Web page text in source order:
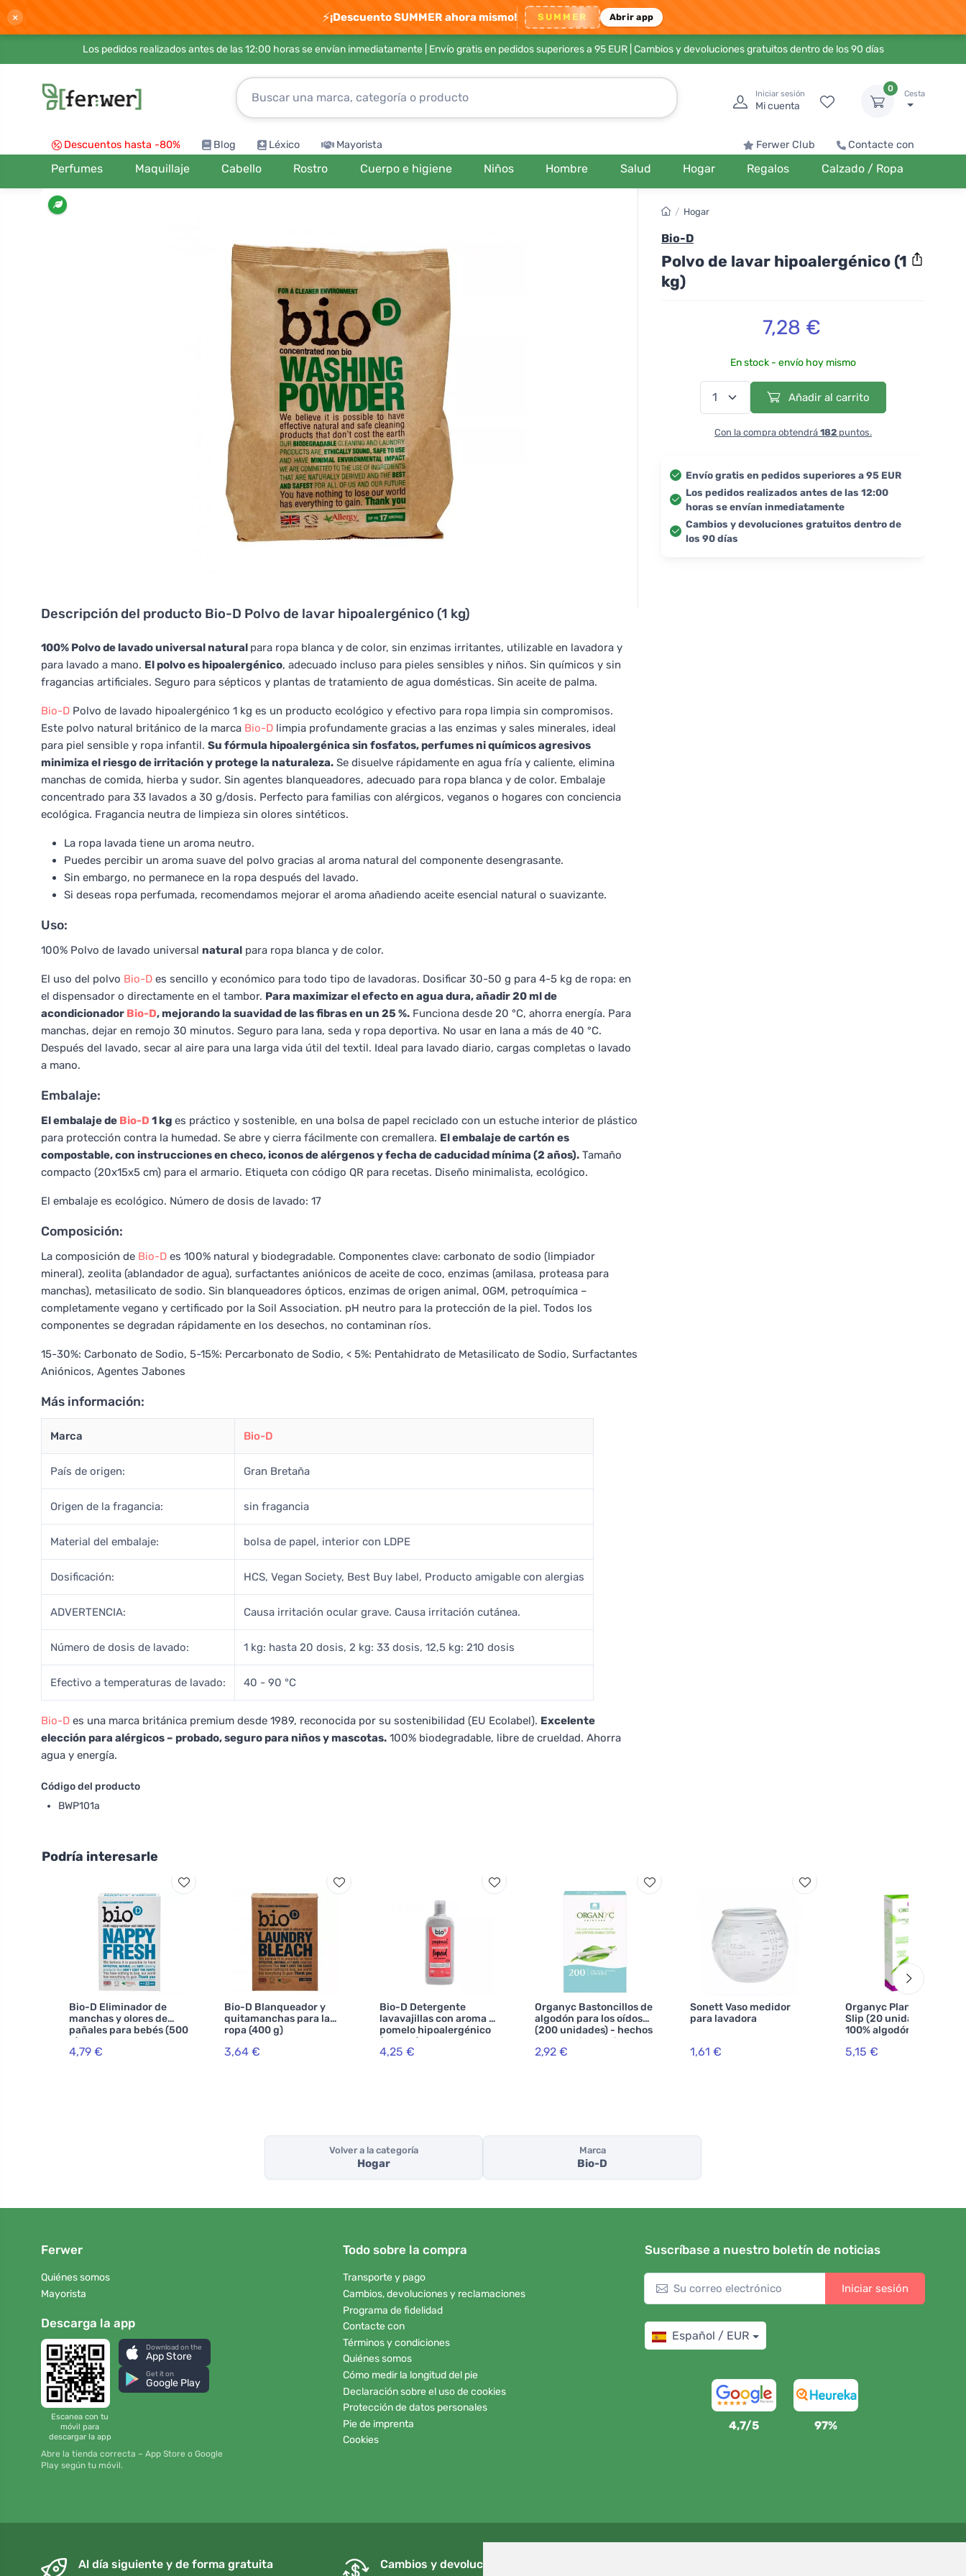
× ⚡¡Descuento SUMMER ahora mismo! SUMMER Abrir app
Los pedidos realizados antes de las 12:00 horas se envían inmediatamente | Envío gratis en pedidos superiores a 95 EUR| Cambios y devoluciones gratuitos dentro de los 90 días
Iniciar sesión
Mi cuenta
0
Cesta
Descuentos hasta -80% Blog Léxico Mayorista Ferwer Club Contacte con
Perfumes Maquillaje Cabello Rostro Cuerpo e higiene Niños Hombre Salud Hogar Regalos Calzado / Ropa
Descripción del producto Bio-D Polvo de lavar hipoalergénico (1 kg)
100% Polvo de lavado universal natural para ropa blanca y de color, sin enzimas irritantes, utilizable en lavadora y
para lavado a mano. El polvo es hipoalergénico, adecuado incluso para pieles sensibles y niños. Sin químicos y sin
fragancias artificiales. Seguro para sépticos y plantas de tratamiento de agua domésticas. Sin aceite de palma.
Bio-D Polvo de lavado hipoalergénico 1 kg es un producto ecológico y efectivo para ropa limpia sin compromisos.
Este polvo natural británico de la marca Bio-D limpia profundamente gracias a las enzimas y sales minerales, ideal
para piel sensible y ropa infantil. Su fórmula hipoalergénica sin fosfatos, perfumes ni químicos agresivos
minimiza el riesgo de irritación y protege la naturaleza. Se disuelve rápidamente en agua fría y caliente, elimina
manchas de comida, hierba y sudor. Sin agentes blanqueadores, adecuado para ropa blanca y de color. Embalaje
concentrado para 33 lavados a 30 g/dosis. Perfecto para familias con alérgicos, veganos o hogares con conciencia
ecológica. Fragancia neutra de limpieza sin olores sintéticos.
La ropa lavada tiene un aroma neutro.
Puedes percibir un aroma suave del polvo gracias al aroma natural del componente desengrasante.
Sin embargo, no permanece en la ropa después del lavado.
Si deseas ropa perfumada, recomendamos mejorar el aroma añadiendo aceite esencial natural o suavizante.
Uso:
100% Polvo de lavado universal natural para ropa blanca y de color.
El uso del polvo Bio-D es sencillo y económico para todo tipo de lavadoras. Dosificar 30-50 g para 4-5 kg de ropa: en
el dispensador o directamente en el tambor. Para maximizar el efecto en agua dura, añadir 20 ml de
acondicionador Bio-D, mejorando la suavidad de las fibras en un 25 %. Funciona desde 20 °C, ahorra energía. Para
manchas, dejar en remojo 30 minutos. Seguro para lana, seda y ropa deportiva. No usar en lana a más de 40 °C.
Después del lavado, secar al aire para una larga vida útil del textil. Ideal para lavado diario, cargas completas o lavado
a mano.
Embalaje:
El embalaje de Bio-D 1 kg es práctico y sostenible, en una bolsa de papel reciclado con un estuche interior de plástico
para protección contra la humedad. Se abre y cierra fácilmente con cremallera. El embalaje de cartón es
compostable, con instrucciones en checo, iconos de alérgenos y fecha de caducidad mínima (2 años). Tamaño
compacto (20x15x5 cm) para el armario. Etiqueta con código QR para recetas. Diseño minimalista, ecológico.
El embalaje es ecológico. Número de dosis de lavado: 17
Composición:
La composición de Bio-D es 100% natural y biodegradable. Componentes clave: carbonato de sodio (limpiador
mineral), zeolita (ablandador de agua), surfactantes aniónicos de aceite de coco, enzimas (amilasa, proteasa para
manchas), metasilicato de sodio. Sin blanqueadores ópticos, enzimas de origen animal, OGM, petroquímica –
completamente vegano y certificado por la Soil Association. pH neutro para la protección de la piel. Todos los
componentes se degradan rápidamente en los desechos, no contaminan ríos.
15-30%: Carbonato de Sodio, 5-15%: Percarbonato de Sodio, < 5%: Pentahidrato de Metasilicato de Sodio, Surfactantes
Aniónicos, Agentes Jabones
Más información:
Marca Bio-D
País de origen: Gran Bretaña
Origen de la fragancia: sin fragancia
Material del embalaje: bolsa de papel, interior con LDPE
Dosificación: HCS, Vegan Society, Best Buy label, Producto amigable con alergias
ADVERTENCIA: Causa irritación ocular grave. Causa irritación cutánea.
Número de dosis de lavado: 1 kg: hasta 20 dosis, 2 kg: 33 dosis, 12,5 kg: 210 dosis
Efectivo a temperaturas de lavado: 40 - 90 °C
Bio-D es una marca británica premium desde 1989, reconocida por su sostenibilidad (EU Ecolabel). Excelente
elección para alérgicos – probado, seguro para niños y mascotas. 100% biodegradable, libre de crueldad. Ahorra
agua y energía.
Código del producto
BWP101a
/ Hogar
Bio-D
Polvo de lavar hipoalergénico (1
kg)
7,28 €
En stock - envío hoy mismo
Añadir al carrito
Con la compra obtendrá 182 puntos.
Envío gratis en pedidos superiores a 95 EUR
Los pedidos realizados antes de las 12:00
horas se envían inmediatamente
Cambios y devoluciones gratuitos dentro de
los 90 días
Podría interesarle
Bio-D Eliminador de
manchas y olores de
pañales para bebés (500
g)
4,79 €
Bio-D Blanqueador y
quitamanchas para la
ropa (400 g)
3,64 €
Bio-D Detergente
lavavajillas con aroma a
pomelo hipoalergénico
(750 ml)
4,25 €
Organyc Bastoncillos de
algodón para los oídos
(200 unidades) - hechos
de algodón ecológico y
cartón reciclado
2,92 €
Sonett Vaso medidor
para lavadora
1,61 €
Organyc Plantillas Maxi
Slip (20 unidades) -
100% algodón biológico,
extendidas, 2 gotas
5,15 €
Volver a la categoría
Hogar
Marca
Bio-D
Ferwer
Quiénes somos
Mayorista
Descarga la app
Escanea con tu
móvil para
descargar la app
Download on the
App Store
Get it on
Google Play
Abre la tienda correcta – App Store o Google
Play según tu móvil.
Todo sobre la compra
Transporte y pago
Cambios, devoluciones y reclamaciones
Programa de fidelidad
Contacte con
Términos y condiciones
Quiénes somos
Cómo medir la longitud del pie
Declaración sobre el uso de cookies
Protección de datos personales
Pie de imprenta
Cookies
Suscríbase a nuestro boletín de noticias
Iniciar sesión
Español / EUR
4,7/5 97%
Al día siguiente y de forma gratuita Cambios y devoluciones gratuitos